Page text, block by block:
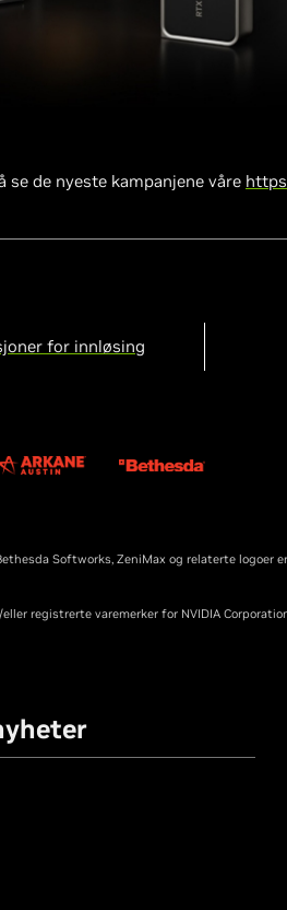
se de nyeste kampanjene våre
for innløsing
Softworks, ZeniMax og relaterte logoer
registrerte varemerker for NVIDIA